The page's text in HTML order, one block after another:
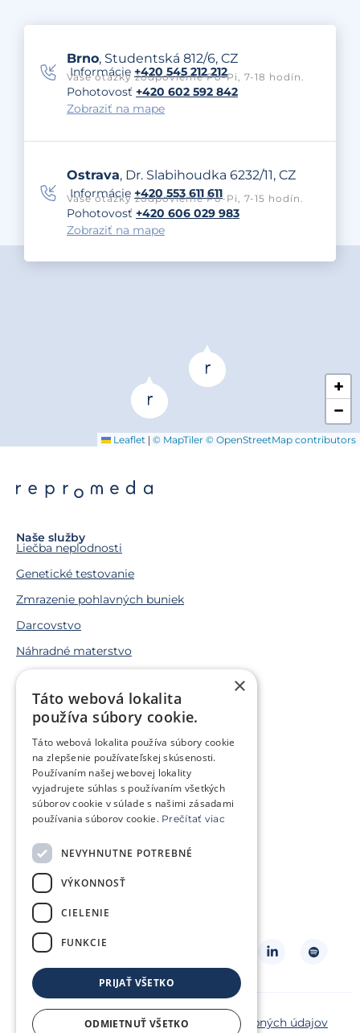
Brno, Studentská 812/6, CZ
Informácie +420 545 212 212
Vaše otázky zodpovieme Po-Pi, 7-18 hodín.
Pohotovosť +420 602 592 842
Zobraziť na mape
Ostrava, Dr. Slabihoudka 6232/11, CZ
Informácie +420 553 611 611
Vaše otázky zodpovieme Po-Pi, 7-15 hodín.
Pohotovosť +420 606 029 983
Zobraziť na mape
+
−
Leaflet | © MapTiler © OpenStreetMap contributors
Naše služby
Liečba neplodnosti
Genetické testovanie
Zmrazenie pohlavných buniek
Darcovstvo
Náhradné materstvo
Životné situácie
Snažíme sa o bábätko
Trápi ma genetický problém
Som v onkologickej liečbe
Chcem pomôcť iným párom
O klinike
Klientská zóna
Slovníček pojmov
Často kladené otázky
Kontakt
Cenník
Sledujte nás
Copyright ©2026 RepromedaOchrana osobných údajov
×
Táto webová lokalita
používa súbory cookie.
Táto webová lokalita používa súbory cookie
na zlepšenie používateľskej skúsenosti.
Používaním našej webovej lokality
vyjadrujete súhlas s používaním všetkých
súborov cookie v súlade s našimi zásadami
používania súborov cookie. Prečítať viac
NEVYHNUTNE POTREBNÉ
VÝKONNOSŤ
CIELENIE
FUNKCIE
PRIJAŤ VŠETKO
ODMIETNUŤ VŠETKO